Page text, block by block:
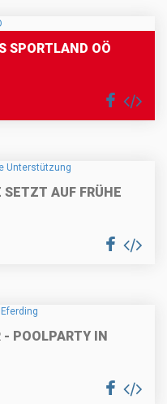
SPORTLAND OÖ
AUF FRÜHE
POOLPARTY IN